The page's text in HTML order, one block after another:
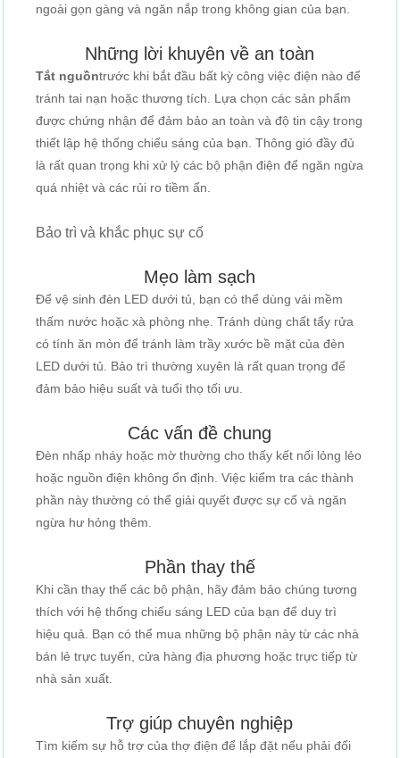
ngoài gọn gàng và ngăn nắp trong không gian của bạn.
Những lời khuyên về an toàn
Tắt nguồntrước khi bắt đầu bất kỳ công việc điện nào để
tránh tai nạn hoặc thương tích. Lựa chọn các sản phẩm
được chứng nhận để đảm bảo an toàn và độ tin cậy trong
thiết lập hệ thống chiếu sáng của bạn. Thông gió đầy đủ
là rất quan trọng khi xử lý các bộ phận điện để ngăn ngừa
quá nhiệt và các rủi ro tiềm ẩn.
Bảo trì và khắc phục sự cố
Mẹo làm sạch
Để vệ sinh đèn LED dưới tủ, bạn có thể dùng vải mềm
thấm nước hoặc xà phòng nhẹ. Tránh dùng chất tẩy rửa
có tính ăn mòn để tránh làm trầy xước bề mặt của đèn
LED dưới tủ. Bảo trì thường xuyên là rất quan trọng để
đảm bảo hiệu suất và tuổi thọ tối ưu.
Các vấn đề chung
Đèn nhấp nháy hoặc mờ thường cho thấy kết nối lỏng lẻo
hoặc nguồn điện không ổn định. Việc kiểm tra các thành
phần này thường có thể giải quyết được sự cố và ngăn
ngừa hư hỏng thêm.
Phần thay thế
Khi cần thay thế các bộ phận, hãy đảm bảo chúng tương
thích với hệ thống chiếu sáng LED của bạn để duy trì
hiệu quả. Bạn có thể mua những bộ phận này từ các nhà
bán lẻ trực tuyến, cửa hàng địa phương hoặc trực tiếp từ
nhà sản xuất.
Trợ giúp chuyên nghiệp
Tìm kiếm sự hỗ trợ của thợ điện để lắp đặt nếu phải đối